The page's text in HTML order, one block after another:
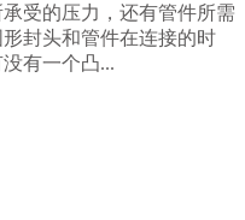
受的压力，还有管件所需
封头和管件在连接的时
有一个凸...